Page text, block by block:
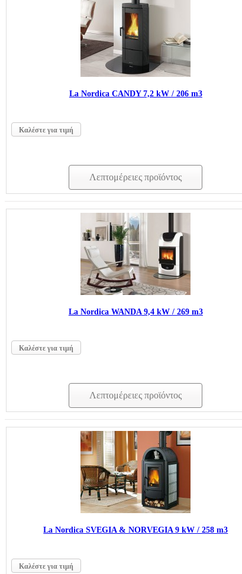
La Nordica CANDY 7,2 kW / 206 m3
Καλέστε για τιμή
Λεπτομέρειες προϊόντος
La Nordica WANDA 9,4 kW / 269 m3
Καλέστε για τιμή
Λεπτομέρειες προϊόντος
La Nordica SVEGIA & NORVEGIA 9 kW / 258 m3
Καλέστε για τιμή